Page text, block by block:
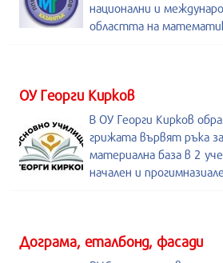
национални и
областта на
ОУ Георги Кирков
В ОУ Георги Кирков
грижата вървят ръка
материална база в 2
начален и
Дограма, еталбонд, фасади